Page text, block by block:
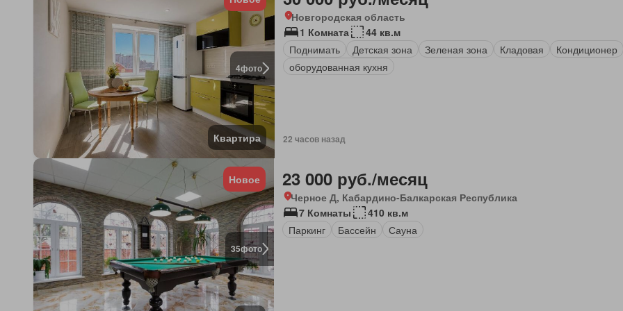
4фото
Квартира
Новгородская область
1 Комната
44 кв.м
Поднимать
Детская зона Зеленая зона Кладовая
Кондиционер
оборудованная кухня
22 часов назад
35фото
Новое 23 000 руб./месяц
Черное Д, Кабардино-Балкарская Республика
7 Комнаты
410 кв.м
Паркинг
Бассейн Сауна